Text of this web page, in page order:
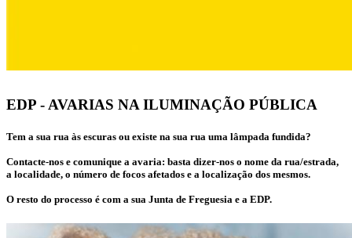
EDP - AVARIAS NA ILUMINAÇÃO PÚBLICA
Tem a sua rua às escuras ou existe na sua rua uma lâmpada fundida?
Contacte-nos e comunique a avaria: basta dizer-nos o nome da rua/estrada,
a localidade, o número de focos afetados e a localização dos mesmos.
O resto do processo é com a sua Junta de Freguesia e a EDP.